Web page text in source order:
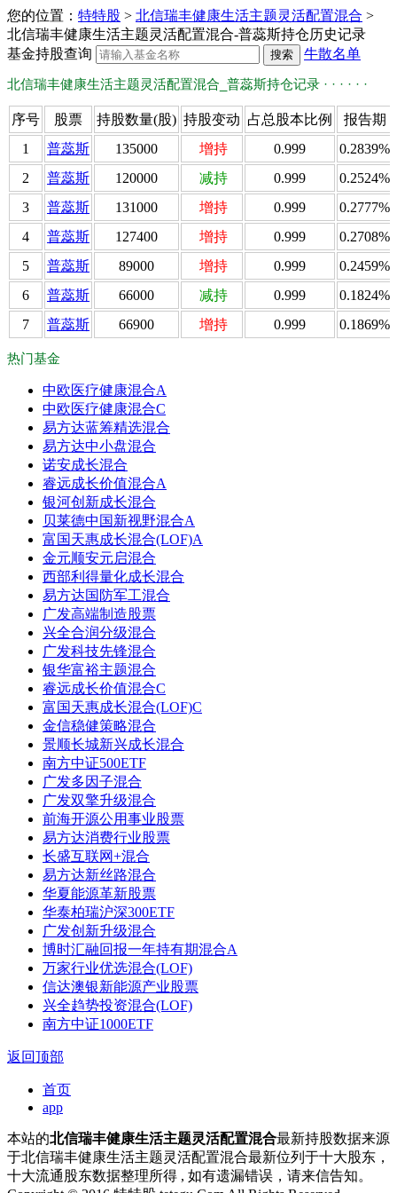
您的位置： 特特股 > 北信瑞丰健康生活主题灵活配置混合 >
北信瑞丰健康生活主题灵活配置混合-普蕊斯持仓历史记录
基金持股查询
牛散名单
北信瑞丰健康生活主题灵活配置混合_普蕊斯持仓记录 · · · · · ·
序号 股票 持股数量(股) 持股变动 占总股本比例
报告期
1
普蕊斯 135000 增持 0.999
0.2839%
2
普蕊斯 120000 减持 0.999
0.2524%
3
普蕊斯 131000 增持 0.999
0.2777%
4
普蕊斯 127400 增持 0.999
0.2708%
5
普蕊斯 89000 增持 0.999
0.2459%
6
普蕊斯 66000 减持 0.999
0.1824%
7
普蕊斯 66900 增持 0.999 0.1869%
热门基金
中欧医疗健康混合A
中欧医疗健康混合C
易方达蓝筹精选混合
易方达中小盘混合
诺安成长混合
睿远成长价值混合A
银河创新成长混合
贝莱德中国新视野混合A
富国天惠成长混合(LOF)A
金元顺安元启混合
西部利得量化成长混合
易方达国防军工混合
广发高端制造股票
兴全合润分级混合
广发科技先锋混合
银华富裕主题混合
睿远成长价值混合C
富国天惠成长混合(LOF)C
金信稳健策略混合
景顺长城新兴成长混合
南方中证500ETF
广发多因子混合
广发双擎升级混合
前海开源公用事业股票
易方达消费行业股票
长盛互联网+混合
易方达新丝路混合
华夏能源革新股票
华泰柏瑞沪深300ETF
广发创新升级混合
博时汇融回报一年持有期混合A
万家行业优选混合(LOF)
信达澳银新能源产业股票
兴全趋势投资混合(LOF)
南方中证1000ETF
返回顶部
首页
app
本站的北信瑞丰健康生活主题灵活配置混合最新持股数据来源
于北信瑞丰健康生活主题灵活配置混合最新位列于十大股东，
十大流通股东数据整理所得 , 如有遗漏错误，请来信告知。